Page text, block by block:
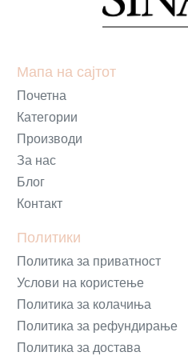
Мапа на сајтот
Почетна
Категории
Производи
За нас
Блог
Контакт
Политики
Политика за приватност
Услови на користење
Политика за колачиња
Политика за рефундирање
Политика за достава